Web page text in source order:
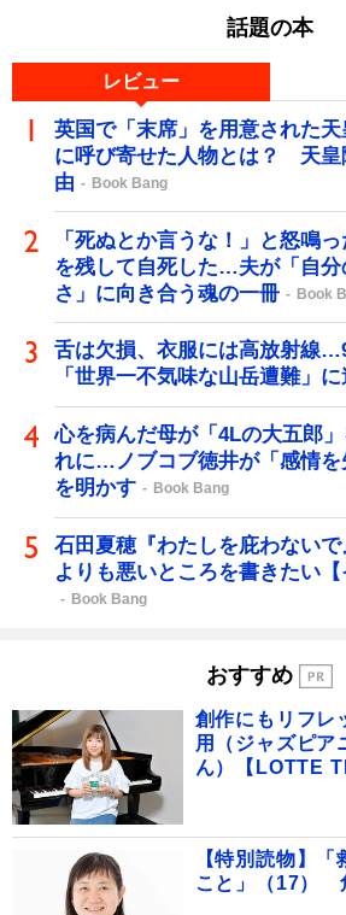
話題の本
レビュー
英国で「末席」を用意された天
に呼び寄せた人物とは？ 天皇
由
Book Bang
「死ぬとか言うな！」と怒鳴
を残して自死した…夫が「自分
さ」に向き合う魂の一冊
Book
舌は欠損、衣服には高放射線
「世界一不気味な山岳遭難」に
心を病んだ母が「4Lの大五郎
れに…ノブコブ徳井が「感情を
を明かす
Book Bang
石田夏穂『わたしを庇わない
よりも悪いところを書きたい【
Book Bang
おすすめ
創作にもリフレ
用（ジャズピ
ん）【LOTTE
【特別読物】
こと」（17）